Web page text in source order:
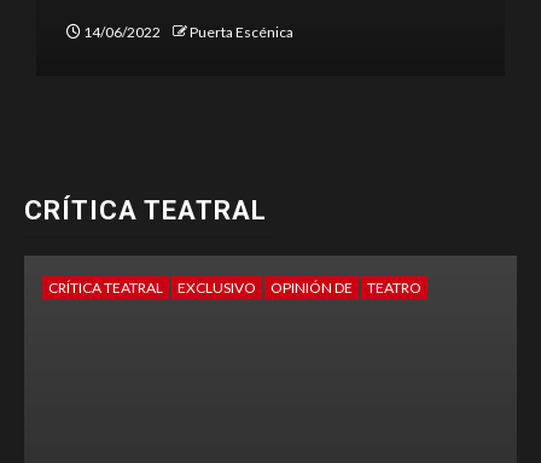
12/03/2022 Puerta Escénica
CRÍTICA TEATRAL
CRÍTICA TEATRAL EXCLUSIVO OPINIÓN DE TEATRO